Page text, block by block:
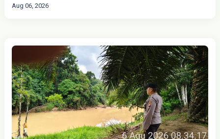
Aug 06, 2026